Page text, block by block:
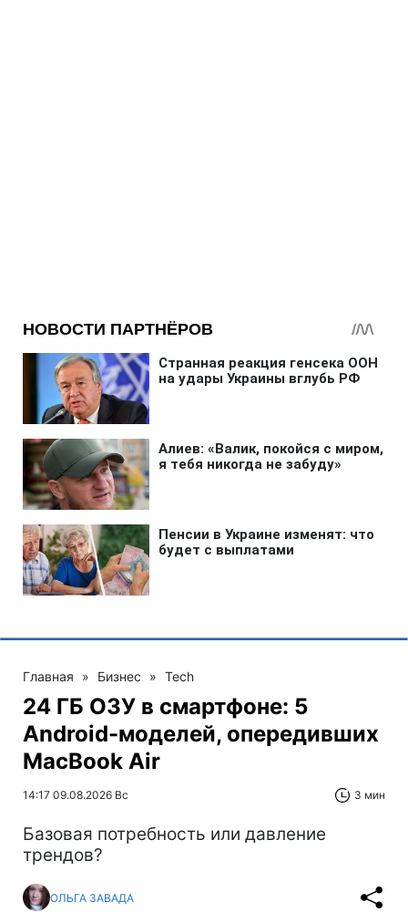
Главная » Бизнес » Tech
24 ГБ ОЗУ в смартфоне: 5
Android-моделей, опередивших
MacBook Air
14:17 09.08.2026 Вс 3 мин
Базовая потребность или давление
трендов?
ОЛЬГА ЗАВАДА